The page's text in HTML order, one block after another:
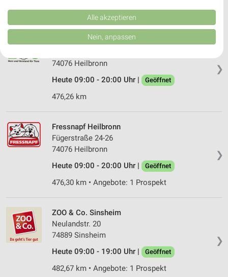
476,27 km • Angebote: 1 Prospekt
❯
Kölle Zoo Heilbronn
74076 Heilbronn
Heute 09:00 - 20:00 Uhr |
Geöffnet
476,26 km
❯
Fressnapf Heilbronn
Fügerstraße 24-26
74076 Heilbronn
Heute 09:00 - 20:00 Uhr |
Geöffnet
476,30 km • Angebote: 1 Prospekt
❯
ZOO & Co. Sinsheim
Neulandstr. 20
74889 Sinsheim
Heute 09:00 - 19:00 Uhr |
Geöffnet
482,67 km • Angebote: 1 Prospekt
Kombinationen von Daten aus verschiedenen Quellen. Entwicklung und
Verbesserung der Angebote. Verwendung reduzierter Daten zur Auswahl
von Inhalten.
Daten können außerhalb der Europäischen Union weitergegeben und in die
Website/App.
IAB-Verarbeitungszwecke:
auf einem Endgerät
Verwendung reduzierter Daten zur Auswahl von
Werbeanzeigen
Erstellung von Profilen für personalisierte
personalisierter Werbung
Erstellung von Profilen zur Personalisierung
von Inhalten
Verwendung von Profilen zur Auswahl
personalisierter Inhalte
Alle akzeptieren
Nein, anpassen